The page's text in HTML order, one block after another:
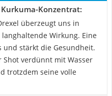
Konzentrat:
überzeugt uns in
Wirkung. Eine
und stärkt die Gesundheit.
Shot verdünnt mit Wasser
trotzdem seine volle